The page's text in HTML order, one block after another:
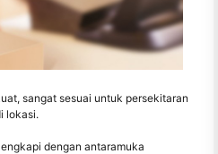
sangat sesuai untuk persekitaran
lokasi.
dengan antaramuka